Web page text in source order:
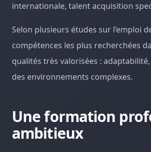
internationale, talent acquisition
Selon plusieurs études sur l’emploi
compétences les plus recherchées
qualités très valorisées :
des environnements complexes.
Une formation
ambitieux